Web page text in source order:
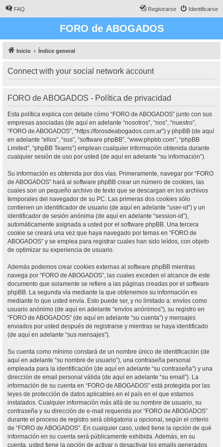
FAQ Identificarse
Registrarse
FORO de ABOGADOS
Inicio Índice general
Connect with your social network account
FORO de ABOGADOS - Política de privacidad
Esta política explica con detalle cómo “FORO de ABOGADOS” junto con sus
empresas asociadas (de aquí en adelante “nosotros”, “nos”, “nuestro”,
“FORO de ABOGADOS”, “https://forosdeabogados.com.ar”) y phpBB (de aquí
en adelante “ellos”, “sus”, “software phpBB”, “www.phpbb.com”, “phpBB
Limited”, “phpBB Teams”) emplean cualquier información obtenida durante
cualquier sesión de uso por usted (de aquí en adelante “su información”).
Su información es obtenida por dos vías. Primeramente, navegar por “FORO
de ABOGADOS” hará al software phpBB crear un número de cookies, las
cuales son un pequeño archivo de texto que se descargan en los archivos
temporales del navegador de su PC. Las primeras dos cookies sólo
contienen un identificador de usuario (de aquí en adelante “user-id”) y un
identificador de sesión anónima (de aquí en adelante “session-id”),
automáticamente asignada a usted por el software phpBB. Una tercera
cookie se creará una vez que haya navegado por temas en “FORO de
ABOGADOS” y se emplea para registrar cuales han sido leídos, con objeto
de optimizar su experiencia de usuario.
Además podemos crear cookies externas al software phpBB mientras
navega por “FORO de ABOGADOS”, las cuales exceden el alcance de este
documento que solamente se refiere a las páginas creadas por el software
phpBB. La segunda vía mediante la que obtenemos su información es
mediante lo que usted envía. Esto puede ser, y no limitado a: envíos como
usuario anónimo (de aquí en adelante “envíos anónimos”), su registro en
“FORO de ABOGADOS” (de aquí en adelante “su cuenta”) y mensajes
enviados por usted después de registrarse y mientras se haya identificado
(de aquí en adelante “sus mensajes”).
Su cuenta como mínimo constará de un nombre único de identificación (de
aquí en adelante “su nombre de usuario”), una contraseña personal
empleada para la identificación (de aquí en adelante “su contraseña”) y una
dirección de email personal válida (de aquí en adelante “su email”). La
información de su cuenta en “FORO de ABOGADOS” está protegida por las
leyes de protección de datos aplicables en el país en el que estamos
instalados. Cualquier información más allá de su nombre de usuario, su
contraseña y su dirección de e-mail requerida por “FORO de ABOGADOS”
durante el proceso de registro será obligatoria u opcional, según el criterio
de “FORO de ABOGADOS”. En cualquier caso, usted tiene la opción de qué
información en su cuenta será públicamente exhibida. Además, en su
cuenta, usted tiene la opción de activar o desactivar los emails generados